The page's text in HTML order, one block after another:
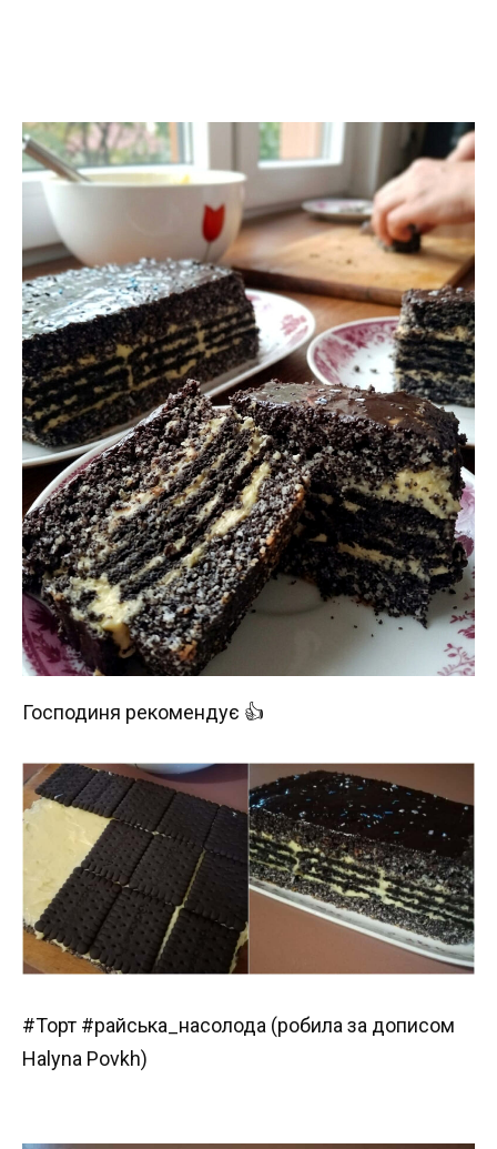
Господиня рекомендує 👍
#Торт #райська_насолода (робила за дописом
Halyna Povkh)